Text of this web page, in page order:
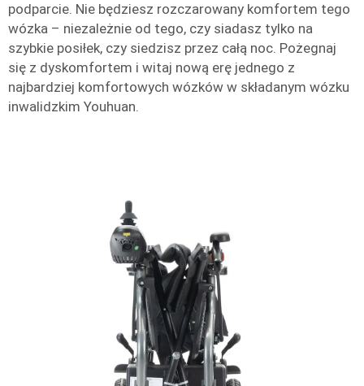
podparcie. Nie będziesz rozczarowany komfortem tego
wózka – niezależnie od tego, czy siadasz tylko na
szybkie posiłek, czy siedzisz przez całą noc. Pożegnaj
się z dyskomfortem i witaj nową erę jednego z
najbardziej komfortowych wózków w składanym wózku
inwalidzkim Youhuan.